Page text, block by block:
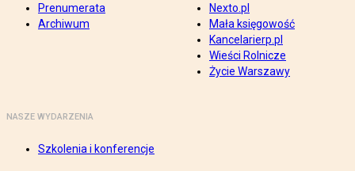
Prenumerata
Archiwum
Nexto.pl
Mała księgowość
Kancelarierp.pl
Wieści Rolnicze
Życie Warszawy
NASZE WYDARZENIA
Szkolenia i konferencje